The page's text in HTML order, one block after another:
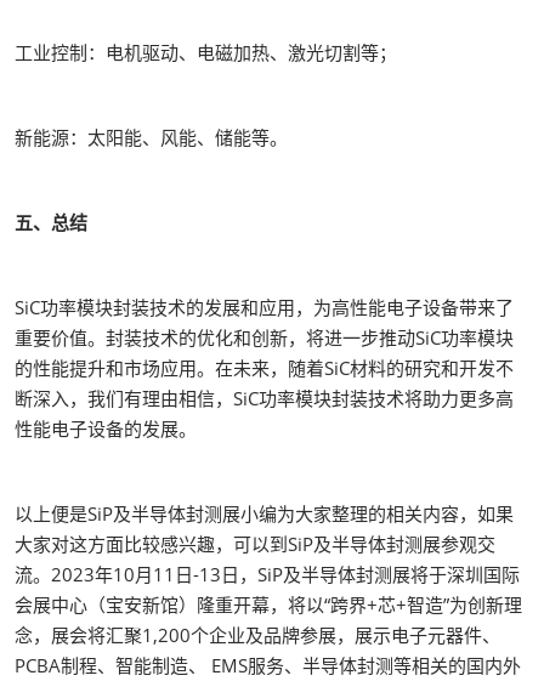
工业控制：电机驱动、电磁加热、激光切割等；
新能源：太阳能、风能、储能等。
五、总结
SiC功率模块封装技术的发展和应用，为高性能电子设备带来了
重要价值。封装技术的优化和创新，将进一步推动SiC功率模块
的性能提升和市场应用。在未来，随着SiC材料的研究和开发不
断深入，我们有理由相信，SiC功率模块封装技术将助力更多高
性能电子设备的发展。
以上便是SiP及半导体封测展小编为大家整理的相关内容，如果
大家对这方面比较感兴趣，可以到SiP及半导体封测展参观交
流。2023年10月11日-13日，SiP及半导体封测展将于深圳国际
会展中心（宝安新馆）隆重开幕，将以“跨界+芯+智造”为创新理
念，展会将汇聚1,200个企业及品牌参展，展示电子元器件、
PCBA制程、智能制造、 EMS服务、半导体封测等相关的国内外